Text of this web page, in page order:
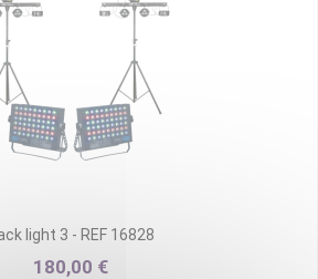
light 3 - REF 16828
180,00 €